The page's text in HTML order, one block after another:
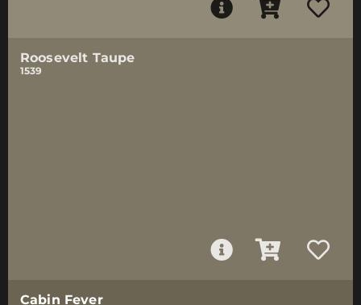
Roosevelt Taupe
1539
Cabin Fever